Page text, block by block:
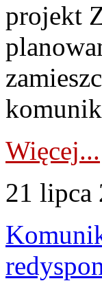
projekt
Więcej...
21 lipca